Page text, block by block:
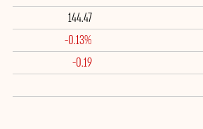
144.47
-0.13%
-0.19